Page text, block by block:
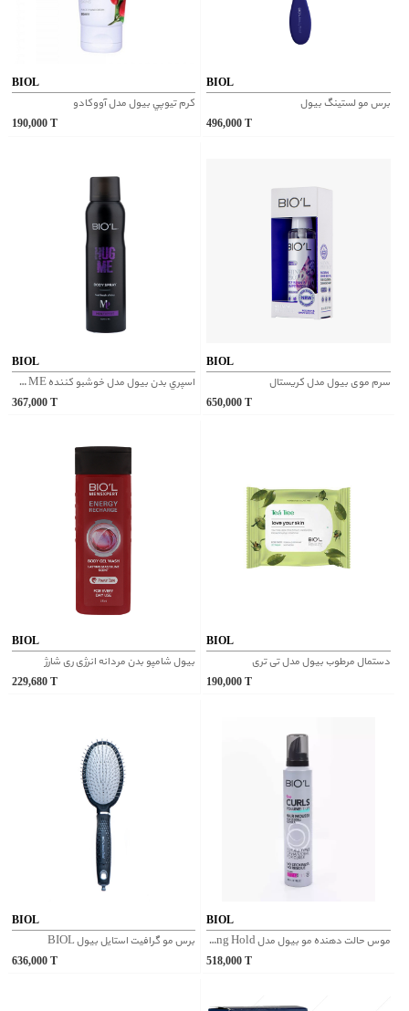
BIOL
كرم تيوپي بیول مدل آووكادو
190,000
BIOL
برس مو لستینگ بیول
496,000
BIOL
اسپري بدن بیول مدل خوشبو كننده HUG ME
367,000
BIOL
سرم موی بیول مدل کریستال
650,000
BIOL
بیول شامپو بدن مردانه انرژی ری شارژ
229,680
BIOL
دستمال مرطوب بیول مدل تی تری
190,000
BIOL
برس مو گرافیت استایل بیول BIOL
636,000
BIOL
موس حالت دهنده مو بیول مدل Strong Hold
518,000